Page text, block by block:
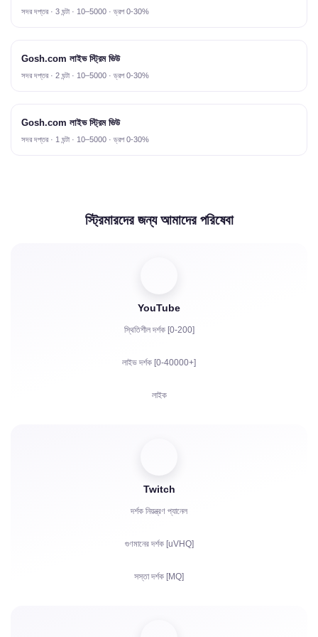
সদর দপ্তর · 3 ঘন্টা · 10–5000 · ড্রপ 0-30%
Gosh.com লাইভ স্ট্রিম ভিউ
সদর দপ্তর · 2 ঘন্টা · 10–5000 · ড্রপ 0-30%
Gosh.com লাইভ স্ট্রিম ভিউ
সদর দপ্তর · 1 ঘন্টা · 10–5000 · ড্রপ 0-30%
স্ট্রিমারদের জন্য আমাদের পরিষেবা
YouTube
স্থিতিশীল দর্শক [0-200]
লাইভ দর্শক [0-40000+]
লাইক
YouTube-এর জন্য ঘণ্টা দেখার সময়
Twitch
দর্শক নিয়ন্ত্রণ প্যানেল
গুণমানের দর্শক [uVHQ]
সস্তা দর্শক [MQ]